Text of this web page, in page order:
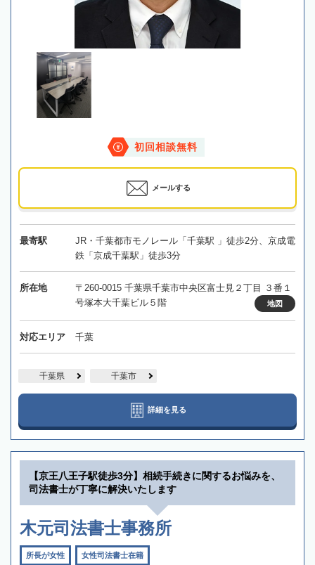
初回相談無料
メールする
最寄駅
JR・千葉都市モノレール「千葉駅 」徒歩2分、京成電
鉄「京成千葉駅」徒歩3分
所在地
〒260-0015 千葉県千葉市中央区富士見２丁目 ３番１
号塚本大千葉ビル５階
地図
対応エリア 千葉
千葉県 千葉市
詳細を見る
【京王八王子駅徒歩3分】相続手続きに関するお悩みを、
司法書士が丁寧に解決いたします
木元司法書士事務所
所長が女性 女性司法書士在籍